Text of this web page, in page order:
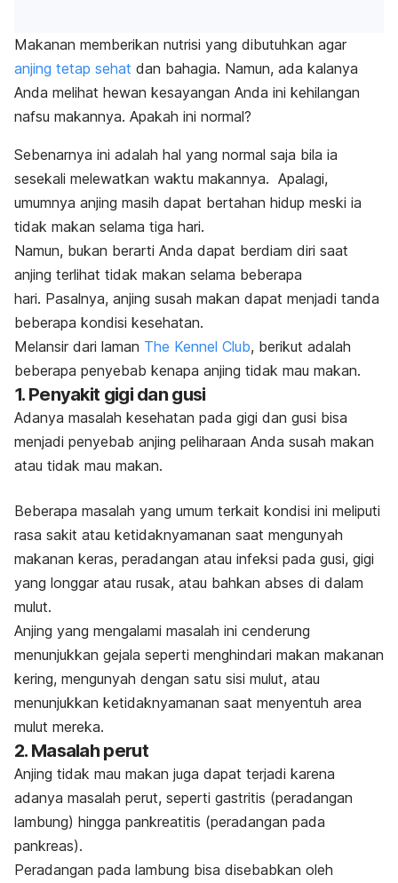
Makanan memberikan nutrisi yang dibutuhkan agar
anjing tetap sehat dan bahagia. Namun, ada kalanya
Anda melihat hewan kesayangan Anda ini kehilangan
nafsu makannya. Apakah ini normal?
Sebenarnya ini adalah hal yang normal saja bila ia
sesekali melewatkan waktu makannya. Apalagi,
umumnya anjing masih dapat bertahan hidup meski ia
tidak makan selama tiga hari.
Namun, bukan berarti Anda dapat berdiam diri saat
anjing terlihat tidak makan selama beberapa
hari. Pasalnya, anjing susah makan dapat menjadi tanda
beberapa kondisi kesehatan.
Melansir dari laman The Kennel Club, berikut adalah
beberapa penyebab kenapa anjing tidak mau makan.
1. Penyakit gigi dan gusi
Adanya masalah kesehatan pada gigi dan gusi bisa
menjadi penyebab anjing peliharaan Anda susah makan
atau tidak mau makan.
Beberapa masalah yang umum terkait kondisi ini meliputi
rasa sakit atau ketidaknyamanan saat mengunyah
makanan keras, peradangan atau infeksi pada gusi, gigi
yang longgar atau rusak, atau bahkan abses di dalam
mulut.
Anjing yang mengalami masalah ini cenderung
menunjukkan gejala seperti menghindari makan makanan
kering, mengunyah dengan satu sisi mulut, atau
menunjukkan ketidaknyamanan saat menyentuh area
mulut mereka.
2. Masalah perut
Anjing tidak mau makan juga dapat terjadi karena
adanya masalah perut, seperti gastritis (peradangan
lambung) hingga pankreatitis (peradangan pada
pankreas).
Peradangan pada lambung bisa disebabkan oleh